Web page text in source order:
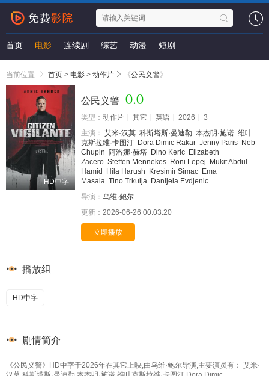
首页 电影 连续剧 综艺 动漫 短剧
当前位置 首页 > 电影 > 动作片 《公民义警》
HD中字
公民义警 0.0
类型： 动作片 其它 英语 2026
3
主演： 艾米·汉莫 科斯塔斯·曼迪勒 本杰明·施诺 维叶
克斯拉维·卡图汀 Dora Dimic Rakar Jenny Paris Neb
Chupin 阿洛娜·赫塔 Dino Keric Elizabeth
Zacero Steffen Mennekes Roni Lepej
Mukit Abdul
Hamid
Hila Harush Kresimir Simac Ema
Masala Tino Trkulja Danijela Evdjenic
导演： 乌维·鲍尔
更新： 2026-06-26 00:03:20
立即播放
播放组
HD中字
剧情简介
《公民义警》HD中字于2026年在其它上映,由乌维·鲍尔导演,主要演员有： 艾米·